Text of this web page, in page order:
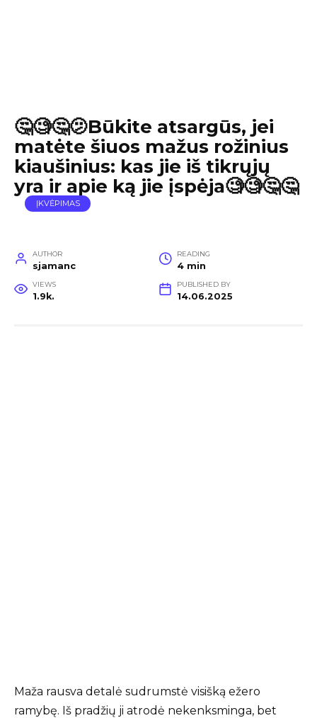
🤔🧐🤔🫤Būkite atsargūs, jei
matėte šiuos mažus rožinius
kiaušinius: kas jie iš tikrųjų
yra ir apie ką jie įspėja🧐🧐🤔🤔
ĮKVĖPIMAS
AUTHOR
sjamanc
READING
4 min
VIEWS
1.9k.
PUBLISHED BY
14.06.2025
Maža rausva detalė sudrumstė visišką ežero
ramybę. Iš pradžių ji atrodė nekenksminga, bet